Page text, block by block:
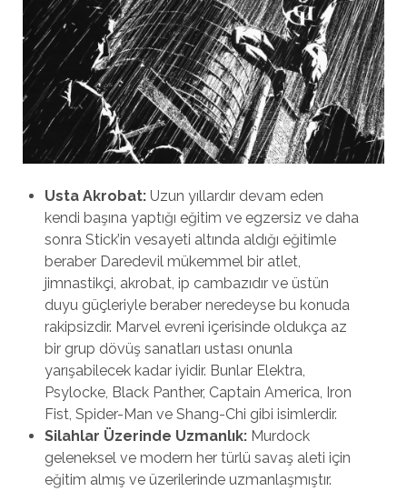
Usta Akrobat: Uzun yıllardır devam eden
kendi başına yaptığı eğitim ve egzersiz ve daha
sonra Stick’in vesayeti altında aldığı eğitimle
beraber Daredevil mükemmel bir atlet,
jimnastikçi, akrobat, ip cambazıdır ve üstün
duyu güçleriyle beraber neredeyse bu konuda
rakipsizdir. Marvel evreni içerisinde oldukça az
bir grup dövüş sanatları ustası onunla
yarışabilecek kadar iyidir. Bunlar Elektra,
Psylocke, Black Panther, Captain America, Iron
Fist, Spider-Man ve Shang-Chi gibi isimlerdir.
Silahlar Üzerinde Uzmanlık: Murdock
geleneksel ve modern her türlü savaş aleti için
eğitim almış ve üzerilerinde uzmanlaşmıştır.